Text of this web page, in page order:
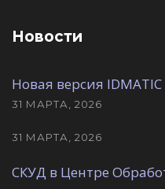
Новости
Новая версия IDMATIC
31 МАРТА, 2026
31 МАРТА, 2026
СКУД в Центре